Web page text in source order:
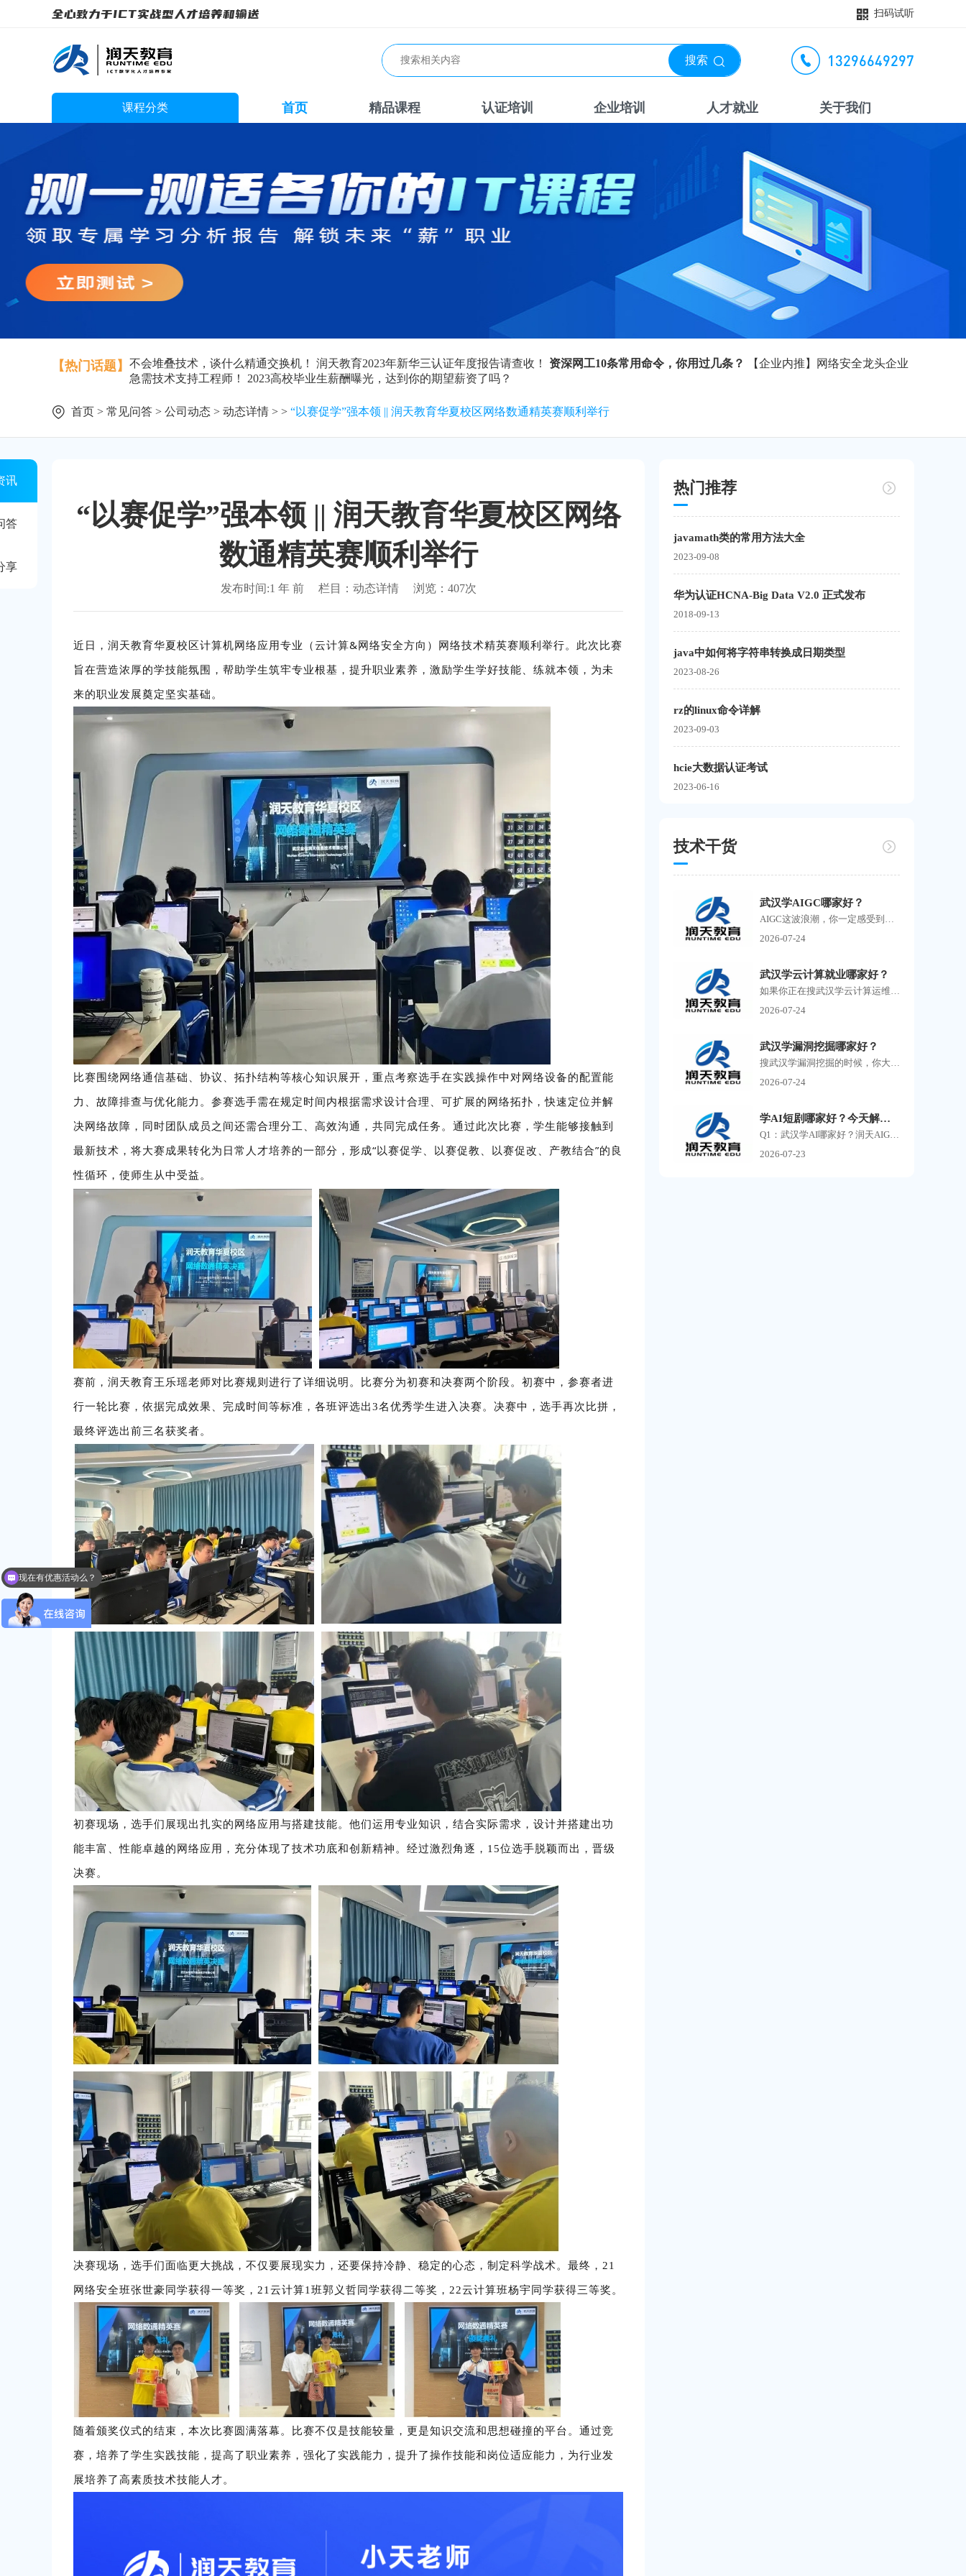
全心致力于ICT实战型人才培养和输送 扫码试听
搜索 13296649297
课程分类 首页 精品课程 认证培训 企业培训 人才就业 关于我们
【热门话题】 不会堆叠技术，谈什么精通交换机！ 润天教育2023年新华三认证年度报告请查收！ 资深网工10条常用命令，你用过几条？
【企业内推】网络安全龙头企业
急需技术支持工程师！
2023高校毕业生薪酬曝光，达到你的期望薪资了吗？
首页 > 常见问答 > 公司动态 > 动态详情 > > “以赛促学”强本领 || 润天教育华夏校区网络数通精英赛顺利举行
讯
答
享
“以赛促学”强本领 || 润天教育华夏校区网络
数通精英赛顺利举行
发布时间:1 年 前 栏目： 动态详情 浏览： 407次
近日，润天教育华夏校区计算机网络应用专业（云计算&网络安全方向）网络技术精英赛顺利举行。此次比赛
旨在营造浓厚的学技能氛围，帮助学生筑牢专业根基，提升职业素养，激励学生学好技能、练就本领，为未
来的职业发展奠定坚实基础。
比赛围绕网络通信基础、协议、 拓扑结构等核心知识展开，重点考察选手在实践操作中对网络设备的配置能
力、故障排查与优化能力。参赛选手需在规定时间内根据需求设计合理、可扩展的网络拓扑，快速定位并解
决网络故障，同时团队成员之间还需合理分工、高效沟通，共同完成任务。 通过此次比赛，学生能够接触到
最新技术，将大赛成果转化为日常人才培养的一部分，形成“以赛促学、以赛促教、以赛促改、产教结合”的良
性循环，使师生从中受益。
赛前，润天教育王乐瑶老师对比赛规则进行了详细说明。比赛分为初赛和决赛两个阶段。初赛中，参赛者进
行一轮比赛，依据完成效果、完成时间等标准，各班评选出3名优秀学生进入决赛。决赛中，选手再次比拼，
最终评选出前三名获奖者。
初赛现场，选手们展现出扎实的网络应用与搭建技能。他们运用专业知识，结合实际需求，设计并搭建出功
能丰富、性能卓越的网络应用，充分体现了技术功底和创新精神。经过激烈角逐，15位选手脱颖而出，晋级
决赛。
决赛现场，选手们面临更大挑战，不仅要展现实力，还要保持冷静、稳定的心态，制定科学战术。最终，21
网络安全班张世豪同学获得一等奖，21云计算1班郭义哲同学获得二等奖，22云计算班杨宇同学获得三等奖。
随着颁奖仪式的结束，本次比赛圆满落幕。比赛不仅是技能较量，更是知识交流和思想碰撞的平台。通过竞
赛，培养了学生实践技能，提高了职业素养，强化了实践能力，提升了操作技能和岗位适应能力，为行业发
展培养了高素质技术技能人才。
热门推荐
javamath类的常用方法大全
2023-09-08
华为认证HCNA-Big Data V2.0 正式发布
2018-09-13
java中如何将字符串转换成日期类型
2023-08-26
rz的linux命令详解
2023-09-03
hcie大数据认证考试
2023-06-16
技术干货
武汉学AIGC哪家好？
AIGC这波浪潮，你一定感受到了。 刷抖音到处是AI生成的短剧，刷小红书满屏AI绘画作品，朋友圈里有人开始靠AI接单赚钱了。搜武汉学AIGC的人越来越多，但问题也随之而来培训机构如雨...
2026-07-24
武汉学云计算就业哪家好？
如果你正在搜武汉学云计算运维，大概率已经发现了一个问题：满屏的培训机构广告，每家都说自己名师授课、实战教学、高薪就业，但到底哪家靠谱，根本分不清。 云计算运维这个方...
2026-07-24
武汉学漏洞挖掘哪家好？
搜武汉学漏洞挖掘的时候，你大概率已经刷到过一堆培训机构的广告了。 有打着零基础包就业旗号的，有号称30天速成渗透测试的，还有把你拉进群先听一节免费课再疯狂推销的。 说实...
2026-07-24
学AI短剧哪家好？今天解析ai课程的常见问答
Q1：武汉学AI哪家好？润天AIGC影视商业班适合零基础小白吗？ A：润天教育是武汉专业AI短剧、AI漫剧培训机构，零基础完全可以报名。课程不要求美术、剪辑、影视专业功底，从AI提示词...
2026-07-23
可以介绍下你们的课程么？